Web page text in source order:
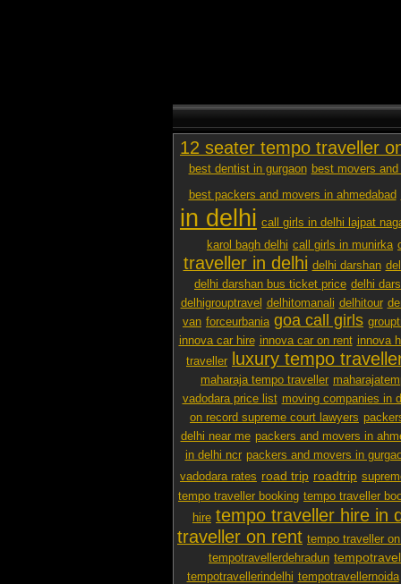
12 seater tempo traveller
best dentist in gurgaon best movers
best packers and movers in ahmedabad
in delhi call girls in delhi lajpat
karol bagh delhi call girls in munirka
traveller in delhi delhi darshan
delhi darshan bus ticket price delhi
delhigrouptravel delhitomanali delhitour
van forceurbania goa call girls
innova car hire innova car on rent innova
traveller
luxury tempo
maharaja tempo traveller
vadodara price list moving companies in
on record supreme court lawyers
delhi near me packers and movers in
in delhi ncr packers and movers in
vadodara rates road trip roadtrip
tempo traveller booking tempo traveller
hire tempo traveller hire in
traveller on rent tempo traveller
tempotravellerdehradun
tempotravellerindelhi tempotravellernoida